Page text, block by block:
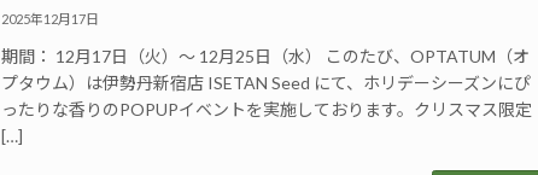
2025年12月17日
期間： 12月17日（火）～ 12月25日（水） このたび、OPTATUM（オ
プタウム）は伊勢丹新宿店 ISETAN Seed にて、ホリデーシーズンにぴ
ったりな香りのPOPUPイベントを実施しております。クリスマス限定
[…]